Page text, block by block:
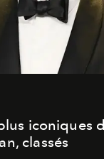
iconiques
classés